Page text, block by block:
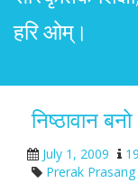
हरि ओम्।
निष्ठावान
July 1, 2009
Prerak Prasang